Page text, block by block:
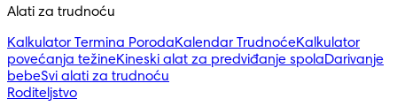
Alati za trudnoću
Kalkulator Termina PorodaKalendar TrudnoćeKalkulator
povećanja težineKineski alat za predviđanje spolaDarivanje
bebeSvi alati za trudnoću
Roditeljstvo